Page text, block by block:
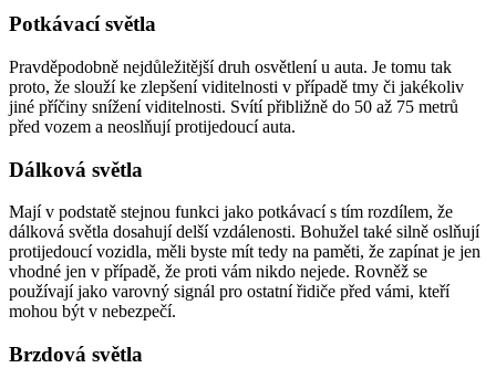
Potkávací světla
Pravděpodobně nejdůležitější druh osvětlení u auta. Je tomu tak
proto, že slouží ke zlepšení viditelnosti v případě tmy či jakékoliv
jiné příčiny snížení viditelnosti. Svítí přibližně do 50 až 75 metrů
před vozem a neoslňují protijedoucí auta.
Dálková světla
Mají v podstatě stejnou funkci jako potkávací s tím rozdílem, že
dálková světla dosahují delší vzdálenosti. Bohužel také silně oslňují
protijedoucí vozidla, měli byste mít tedy na paměti, že zapínat je jen
vhodné jen v případě, že proti vám nikdo nejede. Rovněž se
používají jako varovný signál pro ostatní řidiče před vámi, kteří
mohou být v nebezpečí.
Brzdová světla